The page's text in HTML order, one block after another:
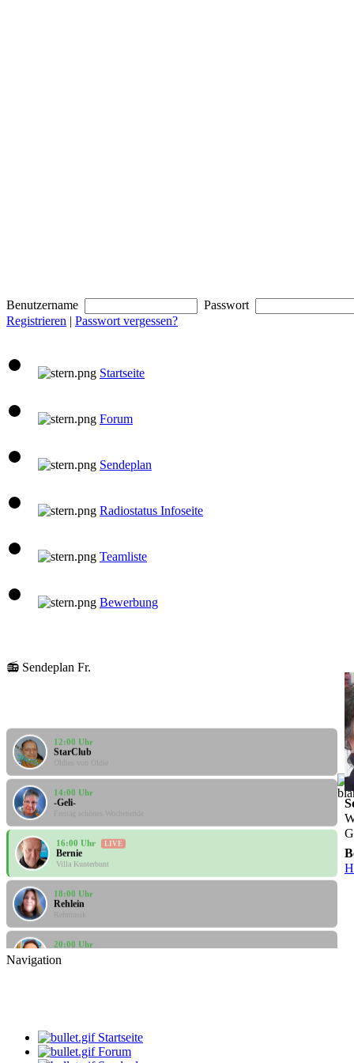
Benutzername
Passwort
Registrieren | Passwort vergessen?
Startseite
Forum
Sendeplan
Radiostatus Infoseite
Teamliste
Bewerbung
📻 Sendeplan Fr.
StarClub
Oldies von Oldie
-Geli-
Freitag schönes Wochenende
Bernie
Villa Kunterbunt
Rehlein
Rehmusik
Apanatschi
Feierabend
12:00 Uhr
StarClub
Oldies von Oldie
Navigation
Startseite
Forum